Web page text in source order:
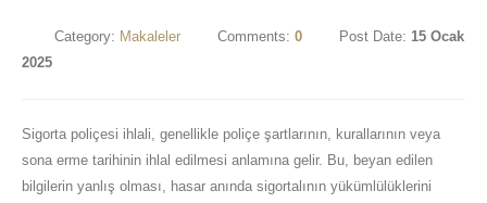
Category: Makaleler Comments: 0 Post Date: 15 Ocak
2025
Sigorta poliçesi ihlali, genellikle poliçe şartlarının, kurallarının veya
sona erme tarihinin ihlal edilmesi anlamına gelir. Bu, beyan edilen
bilgilerin yanlış olması, hasar anında sigortalının yükümlülüklerini